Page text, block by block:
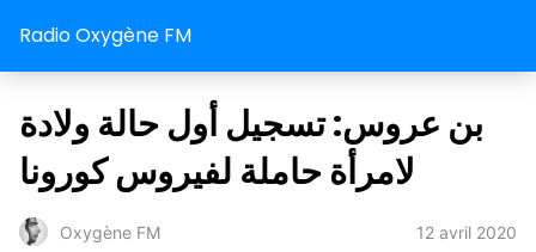
Radio Oxygène FM
بن عروس: تسجيل أول حالة ولادة
لامرأة حاملة لفيروس كورونا
Oxygène FM 12 avril 2020